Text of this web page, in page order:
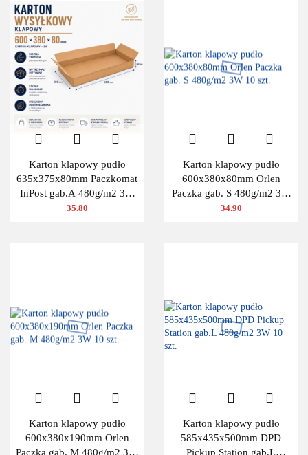
Karton klapowy pudło
635x375x80mm Paczkomat
InPost gab.A 480g/m2 3W
10 szt.
35.80
Karton klapowy pudło
600x380x80mm Orlen
Paczka gab. S 480g/m2 3W
10 szt.
34.90
Karton klapowy pudło
600x380x190mm Orlen
Paczka gab. M 480g/m2 3W
Karton klapowy pudło
585x435x500mm DPD
Pickup Station gab.L